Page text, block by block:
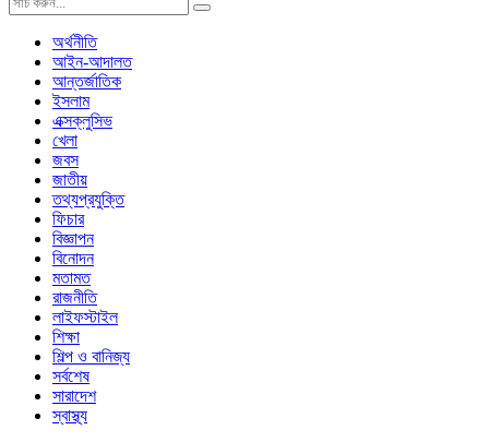
অর্থনীতি
আইন-আদালত
আন্তর্জাতিক
ইসলাম
এক্সক্লুসিভ
খেলা
জবস
জাতীয়
তথ্যপ্রযুক্তি
ফিচার
বিজ্ঞাপন
বিনোদন
মতামত
রাজনীতি
লাইফস্টাইল
শিক্ষা
শিল্প ও বানিজ্য
সর্বশেষ
সারাদেশ
স্বাস্থ্য